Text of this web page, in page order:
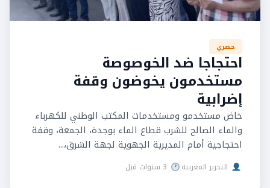
حصري
احتجاجا ضد الخوصوصة
مستخدمون يخوضون وقفة
إضرابية
خاض مستخدمو ومستخدمات المكتب الوطني للكهرباء
والماء الصالح للشرب قطاع الماء بوجدة، الجمعة، وقفة
احتجاجية أمام المديرية الجهوية لجهة الشرق،...
التحرير المغربية